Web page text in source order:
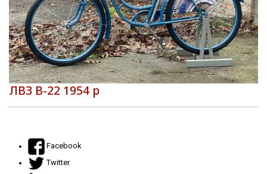
ЛВЗ В-22 1954 р
Facebook
Twitter